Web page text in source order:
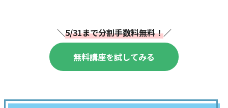
＼5/31まで分割手数料無料！／
無料講座を試してみる